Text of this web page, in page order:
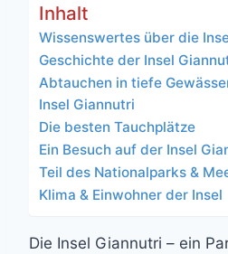
Inhalt
Wissenswertes über die
Geschichte der Insel
Abtauchen in tiefe
Insel Giannutri
Die besten Tauchplätze
Ein Besuch auf der Insel
Teil des Nationalparks &
Klima & Einwohner der Insel
Die Insel Giannutri – ein